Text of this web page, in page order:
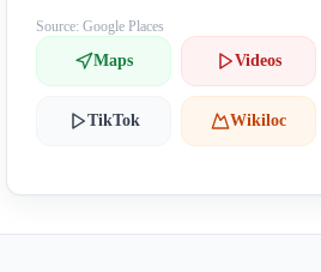
Source: Google Places
Maps Videos
TikTok Wikiloc